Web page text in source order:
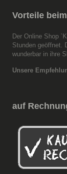
Vorteile
Der Online Shop
Stunden geöffnet.
wunderbar in ihre
Unsere
auf